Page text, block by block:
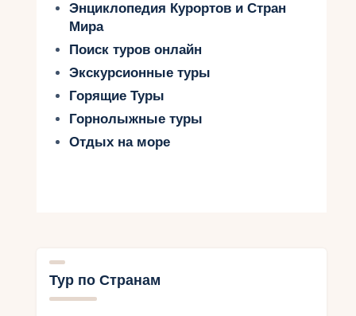
Энциклопедия Курортов и Стран
Мира
Поиск туров онлайн
Экскурсионные туры
Горящие Туры
Горнолыжные туры
Отдых на море
Тур по Странам